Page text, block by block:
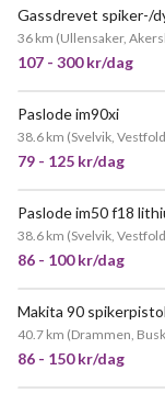
Gassdrevet spiker-/
36 km (Ullensaker,
107 - 300 kr/dag
Paslode im90xi
38.6 km (Svelvik, Vestfold
79 - 125 kr/dag
Paslode im50 f18
38.6 km (Svelvik, Vestfold
86 - 100 kr/dag
Makita 90 spikerpistol
40.7 km (Drammen,
86 - 150 kr/dag